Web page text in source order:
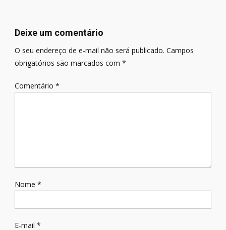
Post
Deixe um comentário
O seu endereço de e-mail não será publicado. Campos
obrigatórios são marcados com *
Comentário *
Nome *
E-mail *